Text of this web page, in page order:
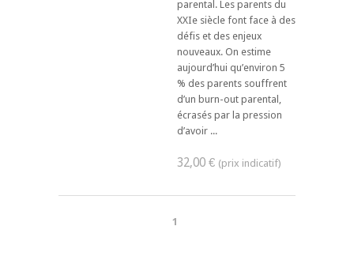
parental. Les parents du
XXIe siècle font face à des
défis et des enjeux
nouveaux. On estime
aujourd’hui qu’environ 5
% des parents souffrent
d’un burn-out parental,
écrasés par la pression
d’avoir ...
32,00 €
1